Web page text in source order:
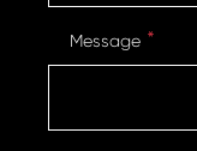
Message